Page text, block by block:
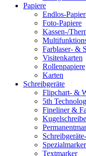
Papiere
Endlos-
Foto-Papiere
Kassen-/
Farblaser- &
Visitenkarten
Rollenpapiere
Karten
Schreibgeräte
Flipchart- &
5th
Fineliner &
Spezialmarker
Textmarker